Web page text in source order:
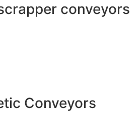
conveyors
Conveyors